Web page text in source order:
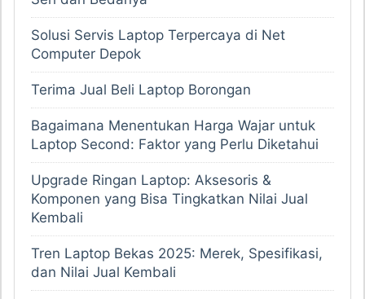
Solusi Servis Laptop Terpercaya di Net
Computer Depok
Terima Jual Beli Laptop Borongan
Bagaimana Menentukan Harga Wajar untuk
Laptop Second: Faktor yang Perlu Diketahui
Upgrade Ringan Laptop: Aksesoris &
Komponen yang Bisa Tingkatkan Nilai Jual
Kembali
Tren Laptop Bekas 2025: Merek, Spesifikasi,
dan Nilai Jual Kembali